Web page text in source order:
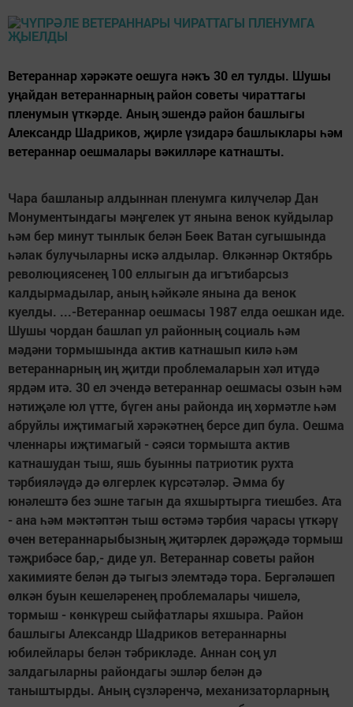
Ветераннар хәрәкәте оешуга нәкъ 30 ел тулды. Шушы
уңайдан ветераннарның район советы чираттагы
пленумын үткәрде. Аның эшендә район башлыгы
Александр Шадриков, җирле үзидарә башлыклары һәм
ветераннар оешмалары вәкилләре катнашты.
Чара башланыр алдыннан пленумга килүчеләр Дан
Монументындагы мәңгелек ут янына венок куйдылар
һәм бер минут тынлык белән Бөек Ватан сугышында
һәлак булучыларны искә алдылар. Өлкәннәр Октябрь
революциясенең 100 еллыгын да игътибарсыз
калдырмадылар, аның һәйкәле янына да венок
куелды. ...-Ветераннар оешмасы 1987 елда оешкан иде.
Шушы чордан башлап ул районның социаль һәм
мәдәни тормышында актив катнашып килә һәм
ветераннарның иң җитди проблемаларын хәл итүдә
ярдәм итә. 30 ел эчендә ветераннар оешмасы озын һәм
нәтиҗәле юл үтте, бүген аны районда иң хөрмәтле һәм
абруйлы иҗтимагый хәрәкәтнең берсе дип була. Оешма
членнары иҗтимагый - сәяси тормышта актив
катнашудан тыш, яшь буынны патриотик рухта
тәрбияләүдә дә өлгерлек күрсәтәләр. Әмма бу
юнәлештә без эшне тагын да яхшыртырга тиешбез. Ата
- ана һәм мәктәптән тыш өстәмә тәрбия чарасы үткәрү
өчен ветераннарыбызның җитәрлек дәрәҗәдә тормыш
тәҗрибәсе бар,- диде ул. Ветераннар советы район
хакимияте белән дә тыгыз элемтәдә тора. Бергәләшеп
өлкән буын кешеләренең проблемалары чишелә,
тормыш - көнкүреш сыйфатлары яхшыра. Район
башлыгы Александр Шадриков ветераннарны
юбилейлары белән тәбрикләде. Аннан соң ул
залдагыларны райондагы эшләр белән дә
таныштырды. Аның сүзләренчә, механизаторларның